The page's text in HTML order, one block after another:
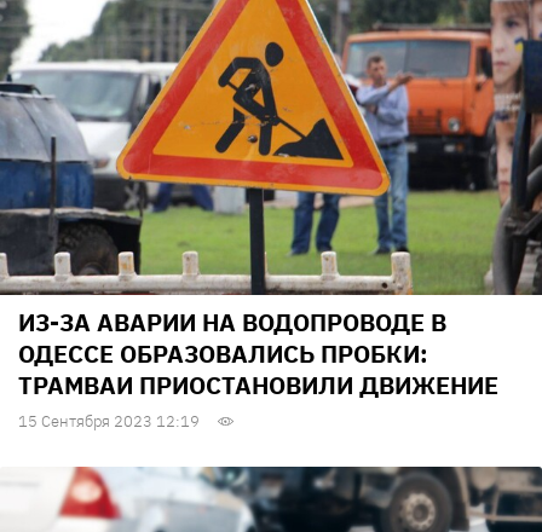
ИЗ-ЗА АВАРИИ НА ВОДОПРОВОДЕ В
ОДЕССЕ ОБРАЗОВАЛИСЬ ПРОБКИ:
ТРАМВАИ ПРИОСТАНОВИЛИ ДВИЖЕНИЕ
15 Сентября 2023 12:19